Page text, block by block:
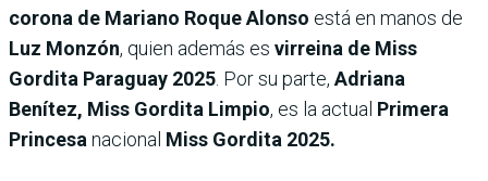
corona de Mariano Roque Alonso está en manos de
Luz Monzón, quien además es virreina de Miss
Gordita Paraguay 2025 . Por su parte, Adriana
Benítez, Miss Gordita Limpio, es la actual Primera
Princesa nacional Miss Gordita 2025.